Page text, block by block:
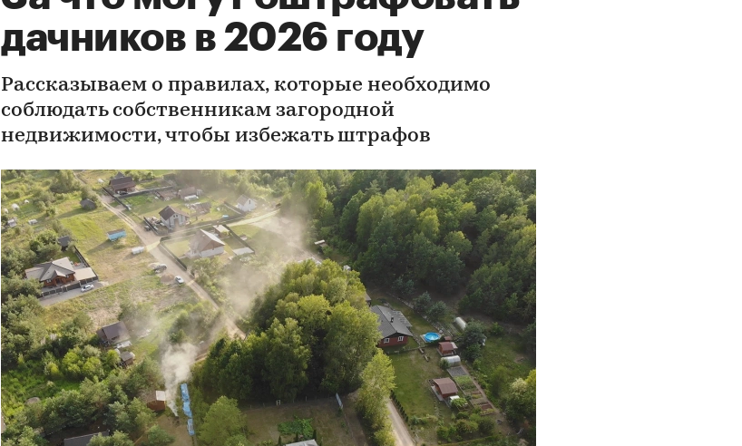
дачников в 2026 году
Рассказываем о правилах, которые необходимо
соблюдать собственникам загородной
недвижимости, чтобы избежать штрафов